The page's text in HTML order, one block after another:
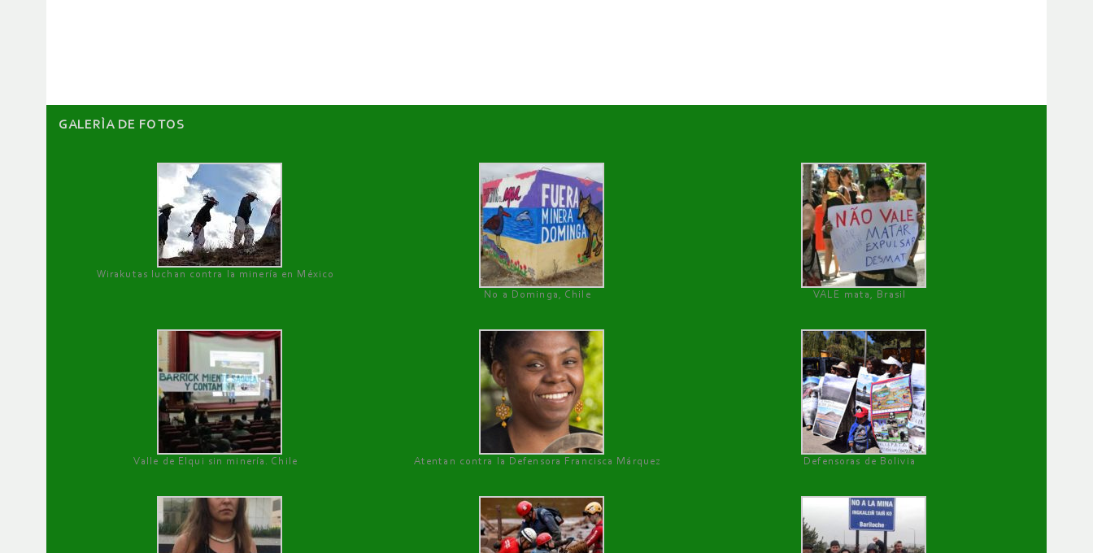
GALERÌA DE FOTOS
Wirakutas luchan contra la minería en México
No a Dominga, Chile
VALE mata, Brasil
Valle de Elqui sin minería. Chile Atentan contra la Defensora Francisca Márquez Defensoras de Bolivia